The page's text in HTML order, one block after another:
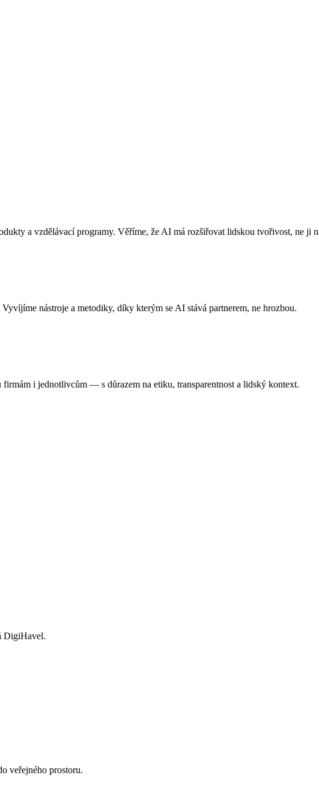
a vzdělávací programy. Věříme, že AI má rozšiřovat lidskou tvořivost, ne ji
nástroje a metodiky, díky kterým se AI stává partnerem, ne hrozbou.
i jednotlivcům — s důrazem na etiku, transparentnost a lidský kontext.
DigiHavel.
veřejného prostoru.